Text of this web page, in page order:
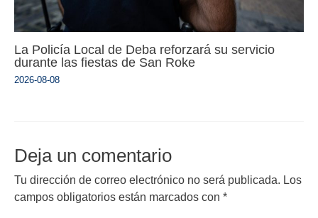
La Policía Local de Deba reforzará su servicio
durante las fiestas de San Roke
2026-08-08
Deja un comentario
Tu dirección de correo electrónico no será publicada. Los
campos obligatorios están marcados con *